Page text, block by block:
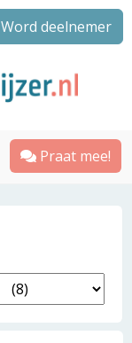
Word deelnemer
Praat mee!